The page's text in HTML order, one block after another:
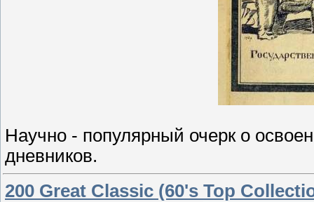
Научно - популярный очерк о
дневников.
200 Great Classic (60's Top